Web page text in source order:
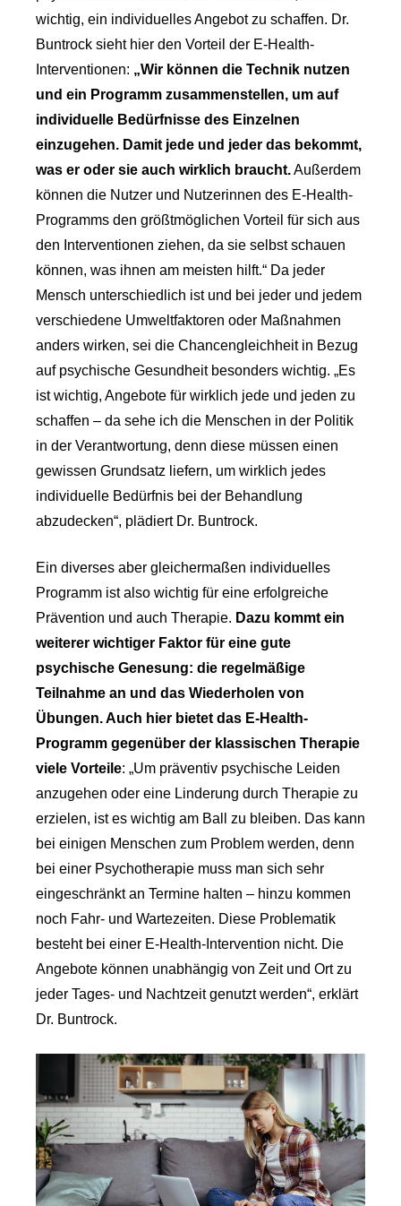
wichtig, ein individuelles Angebot zu schaffen. Dr.
Buntrock sieht hier den Vorteil der E-Health-
Interventionen: „Wir können die Technik nutzen
und ein Programm zusammenstellen, um auf
individuelle Bedürfnisse des Einzelnen
einzugehen. Damit jede und jeder das bekommt,
was er oder sie auch wirklich braucht.Außerdem
können die Nutzer und Nutzerinnen des E-Health-
Programms den größtmöglichen Vorteil für sich aus
den Interventionen ziehen, da sie selbst schauen
können, was ihnen am meisten hilft.“ Da jeder
Mensch unterschiedlich ist und bei jeder und jedem
verschiedene Umweltfaktoren oder Maßnahmen
anders wirken, sei die Chancengleichheit in Bezug
auf psychische Gesundheit besonders wichtig. „Es
ist wichtig, Angebote für wirklich jede und jeden zu
schaffen – da sehe ich die Menschen in der Politik
in der Verantwortung, denn diese müssen einen
gewissen Grundsatz liefern, um wirklich jedes
individuelle Bedürfnis bei der Behandlung
abzudecken“, plädiert Dr. Buntrock.
Ein diverses aber gleichermaßen individuelles
Programm ist also wichtig für eine erfolgreiche
Prävention und auch Therapie. Dazu kommt ein
weiterer wichtiger Faktor für eine gute
psychische Genesung: die regelmäßige
Teilnahme an und das Wiederholen von
Übungen. Auch hier bietet das E-Health-
Programm gegenüber der klassischen Therapie
viele Vorteile: „Um präventiv psychische Leiden
anzugehen oder eine Linderung durch Therapie zu
erzielen, ist es wichtig am Ball zu bleiben. Das kann
bei einigen Menschen zum Problem werden, denn
bei einer Psychotherapie muss man sich sehr
eingeschränkt an Termine halten – hinzu kommen
noch Fahr- und Wartezeiten. Diese Problematik
besteht bei einer E-Health-Intervention nicht. Die
Angebote können unabhängig von Zeit und Ort zu
jeder Tages- und Nachtzeit genutzt werden“, erklärt
Dr. Buntrock.